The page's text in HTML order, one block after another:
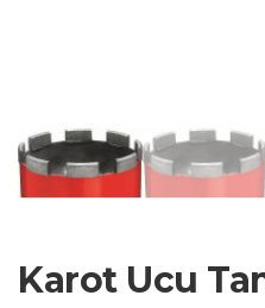
Karot Ucu